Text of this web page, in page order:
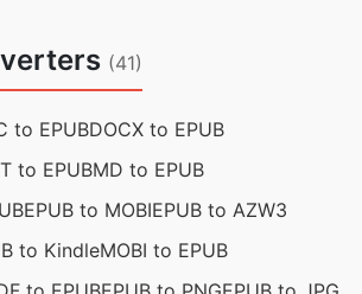
(41)
to EPUBDOCX to EPUB
to EPUBMD to EPUB
EPUB to MOBIEPUB to AZW3
to KindleMOBI to EPUB